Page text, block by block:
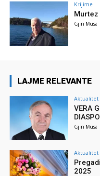
Krijime
Murtez
Gjin Musa
LAJME RELEVANTE
Aktualitet
VERA
Gjin Musa
Aktualitet
2025